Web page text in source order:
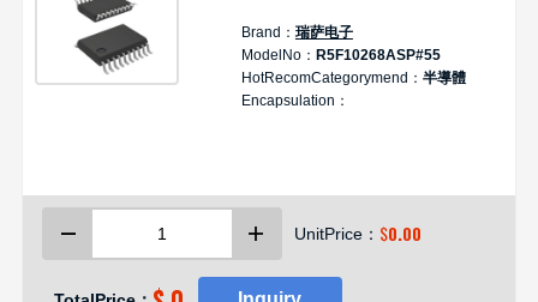
Brand： 瑞萨电子
ModelNo： R5F10268ASP#55
HotRecomCategorymend： 半導體
Encapsulation：
UnitPrice： $0.00